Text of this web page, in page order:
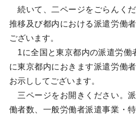
続いて、二ページをごらんく
推移及び都内における派遣労働
ございます。
1に全国と東京都内の派遣労働
に東京都内におきます派遣労働
お示ししてございます。
三ページをお開きください。
働者数、一般労働者派遣事業・